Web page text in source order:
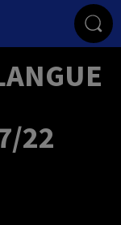
22